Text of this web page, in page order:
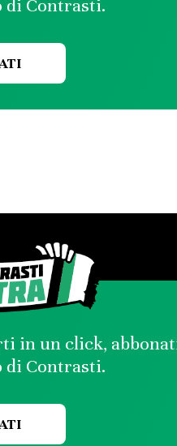
di Contrasti.
in un click,
di Contrasti.